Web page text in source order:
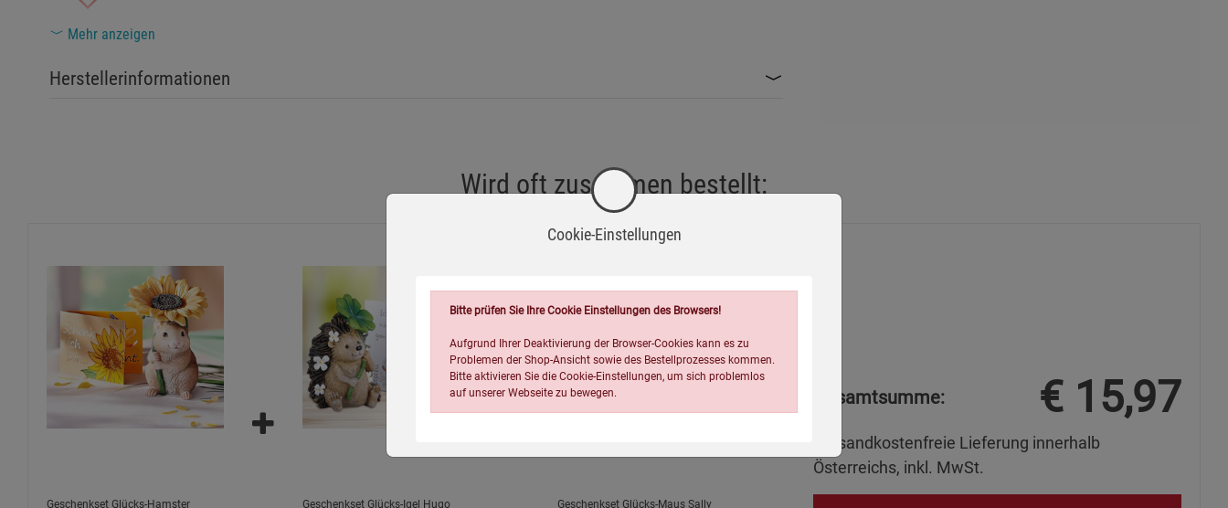
Kein Spielzeug – ausschließlich zu Dekorationszwecken bestimmt.
Mit einem trockenen oder leicht feuchten Tuch abstauben – keine chemischen Reiniger verwenden.
Mehr anzeigen
Herstellerinformationen
Wird oft zusammen bestellt:
Geschenkset Glücks-Hamster
Geschenkset Glücks-Igel Hugo Geschenkset Glücks-Maus Sally
= Gesamtsumme: € 15,97
Versandkostenfreie Lieferung innerhalb
Österreichs, inkl. MwSt.
Cookie-Einstellungen
Bitte prüfen Sie Ihre Cookie Einstellungen des Browsers!
Aufgrund Ihrer Deaktivierung der Browser-Cookies kann es zu
Problemen der Shop-Ansicht sowie des Bestellprozesses kommen.
Bitte aktivieren Sie die Cookie-Einstellungen, um sich problemlos
auf unserer Webseite zu bewegen.